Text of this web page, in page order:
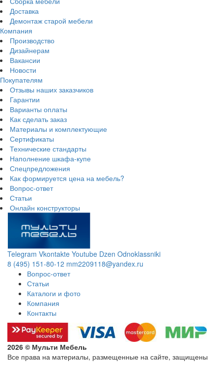
Доставка
Демонтаж старой мебели
Компания
Производство
Дизайнерам
Вакансии
Новости
Покупателям
Отзывы наших заказчиков
Гарантии
Варианты оплаты
Как сделать заказ
Материалы и комплектующие
Сертификаты
Технические стандарты
Наполнение шкафа-купе
Спецпредложения
Как формируется цена на мебель?
Вопрос-ответ
Статьи
Онлайн конструкторы
Telegram Vkontakte Youtube Dzen Odnoklassniki
8 (495) 151-80-12 mm2209118@yandex.ru
Вопрос-ответ
Статьи
Каталоги и фото
Компания
Контакты
2026 © Мульти Мебель
Все права на материалы, размещенные на сайте, защищены